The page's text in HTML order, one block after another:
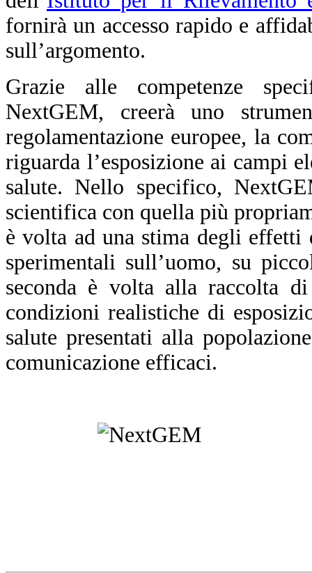
fornirà un accesso rapido e
sull’argomento.
Grazie alle competenze
NextGEM, creerà uno
regolamentazione europee, la
riguarda l’esposizione ai campi
salute. Nello specifico,
scientifica con quella più
è volta ad una stima degli effetti
sperimentali sull’uomo, su
seconda è volta alla raccolta
condizioni realistiche di
salute presentati alla
comunicazione efficaci.